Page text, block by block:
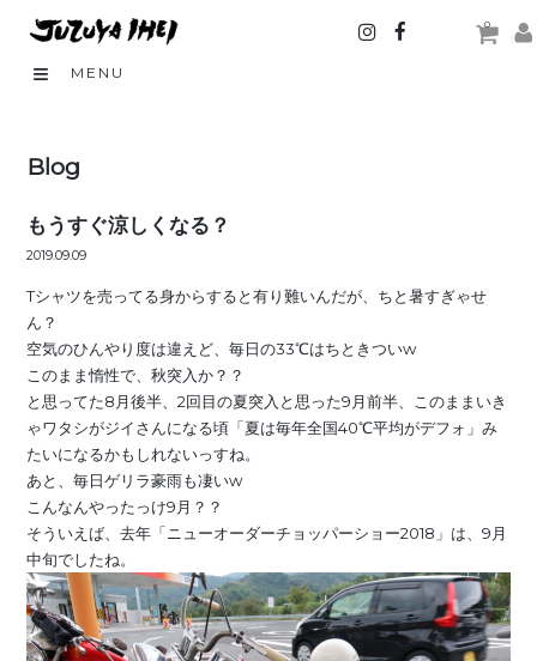
0
MENU
Blog
もうすぐ涼しくなる？
2019.09.09
Tシャツを売ってる身からすると有り難いんだが、ちと暑すぎゃせ
ん？
空気のひんやり度は違えど、毎日の33℃はちときついw
このまま惰性で、秋突入か？？
と思ってた8月後半、2回目の夏突入と思った9月前半、このままいき
ゃワタシがジイさんになる頃「夏は毎年全国40℃平均がデフォ」み
たいになるかもしれないっすね。
あと、毎日ゲリラ豪雨も凄いw
こんなんやったっけ9月？？
そういえば、去年「ニューオーダーチョッパーショー2018」は、9月
中旬でしたね。